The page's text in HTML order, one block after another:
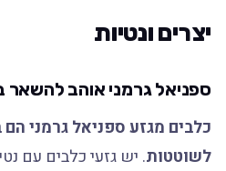
יצרים ונטיות
ספניאל גרמני אוהב להשאר
כלבים מגזע ספניאל גרמני הם
לשוטטות. יש גזעי כלבים עם